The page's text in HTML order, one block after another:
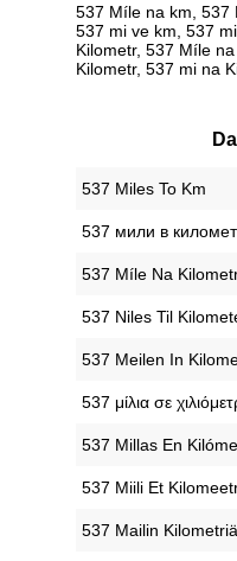
537 Míle na km, 537
537 mi ve km, 537
Kilometr, 537 Míle
Kilometr, 537 mi na
‎537 Miles To Km
‎537 мили в
‎537 Míle Na
‎537 Niles Til
‎537 Meilen In
‎537 μίλια σε
‎537 Millas En
‎537 Miili Et
‎537 Mailin Kilometriä